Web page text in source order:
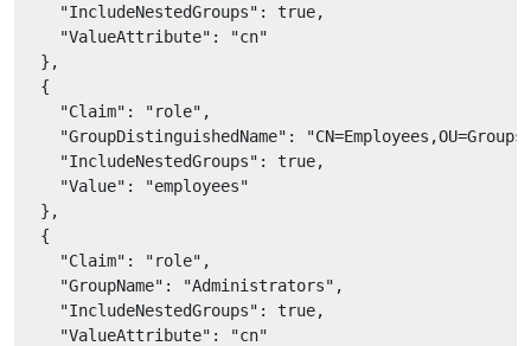
"IncludeNestedGroups" : true,
"ValueAttribute" :
"cn"
  },
  {
"Claim" : "role" ,
"GroupDistinguishedName" :
"IncludeNestedGroups" : true,
"Value" :
"employees"
  },
  {
"Claim" : "role" ,
"GroupName" : "Administrators" ,
"IncludeNestedGroups" : true,
"ValueAttribute" :
"cn"